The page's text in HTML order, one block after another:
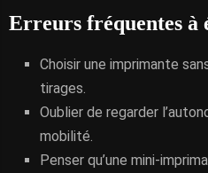
Erreurs fréquentes à
Choisir une imprimante
tirages.
Oublier de regarder
mobilité.
Penser qu’une mini-